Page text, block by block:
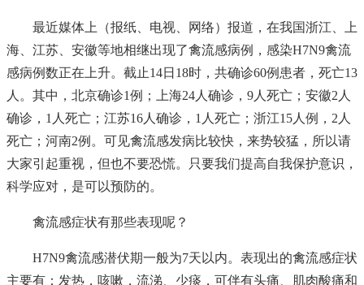
最近媒体上（报纸、电视、网络）报道，在我国浙江、上
海、江苏、安徽等地相继出现了禽流感病例，感染H7N9禽流
感病例数正在上升。截止14日18时，共确诊60例患者，死亡13
人。其中，北京确诊1例；上海24人确诊，9人死亡；安徽2人
确诊，1人死亡；江苏16人确诊，1人死亡；浙江15人例，2人
死亡；河南2例。可见禽流感发病比较快，来势较猛，所以请
大家引起重视，但也不要恐慌。只要我们提高自我保护意识，
科学应对，是可以预防的。
禽流感症状有那些表现呢？
H7N9禽流感潜伏期一般为7天以内。表现出的禽流感症状
主要有：发热，咳嗽，流涕、少痰，可伴有头痛、肌肉酸痛和